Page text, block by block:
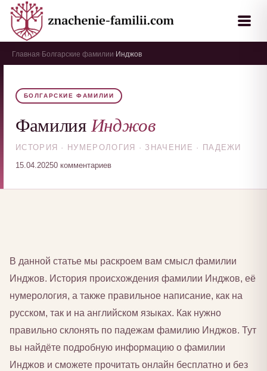
Главная Болгарские фамилии Инджов
БОЛГАРСКИЕ ФАМИЛИИ
ФамилияИнджов
ИСТОРИЯ · НУМЕРОЛОГИЯ · ЗНАЧЕНИЕ · ПАДЕЖИ
15.04.20250 комментариев
В данной статье мы раскроем вам смысл фамилии
Инджов. История происхождения фамилии Инджов, её
нумерология, а также правильное написание, как на
русском, так и на английском языках. Как нужно
правильно склонять по падежам фамилию Инджов. Тут
вы найдёте подробную информацию о фамилии
Инджов и сможете прочитать онлайн бесплатно и без